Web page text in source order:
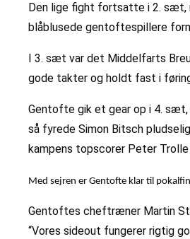
Den lige fight fortsatte i 2. sæt,
blåblusede gentoftespillere
I 3. sæt var det Middelfarts
gode takter og holdt fast i
Gentofte gik et gear op i 4.
så fyrede Simon Bitsch
kampens topscorer Peter
Med sejren er Gentofte klar til
Gentoftes cheftræner Martin
“Vores sideout fungerer rigtig